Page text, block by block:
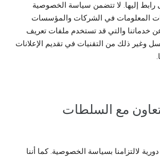
رابط إليها. لا تتضمن سياسة الخصوصية
المعلومات في الشركات والمؤسسات
خدماتنا والتي قد تستخدم ملفات تعريف
وغير ذلك من التقنيات في تقديم الإعلانات
مع السلطات
لالتزامنا بسياسة الخصوصية. كما أننا